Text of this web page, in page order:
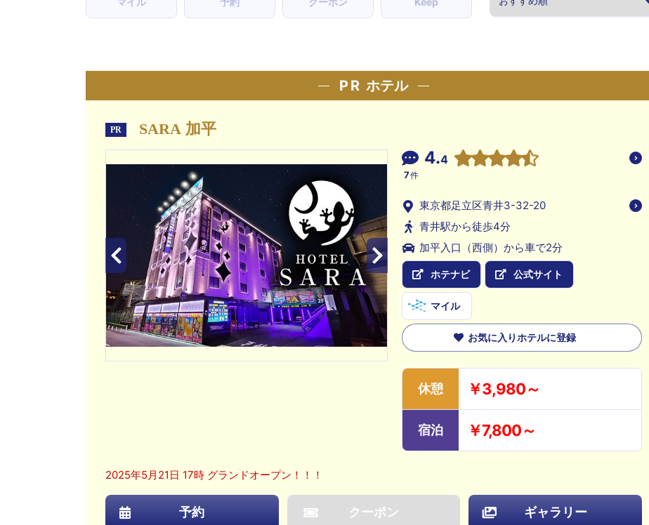
PR ホテル
PR SARA 加平
4.4
7件
東京都足立区青井3-32-20
青井駅から徒歩4分
加平入口（西側）から車で2分
ホテナビ 公式サイト
マイル
お気に入りホテルに登録
休憩 ￥3,980～
宿泊 ￥7,800～
2025年5月21日 17時 グランドオープン！！！
予約 クーポン ギャラリー